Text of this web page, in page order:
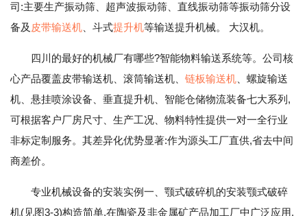
司:主要生产振动筛、超声波振动筛、直线振动筛等振动筛分设
备及 皮带输送机 、斗式提升机等输送提升机械。 大汉机。
四川的最好的机械厂有哪些?智能物料输送系统等。公司核
心产品覆盖皮带输送机、滚筒输送机、 链板输送机 、螺旋输送
机、悬挂喷涂设备、垂直提升机、智能仓储物流装备七大系列,
可根据客户厂房尺寸、生产工况、物料特性提供一对一全行业
非标定制服务。其差异化优势显著:作为源头工厂直供,省去中间
商差价。
专业机械设备的安装实例一、颚式破碎机的安装颚式破碎
机(见图3-3)构造简单,在陶瓷及非金属矿产品加工厂中广泛应用,